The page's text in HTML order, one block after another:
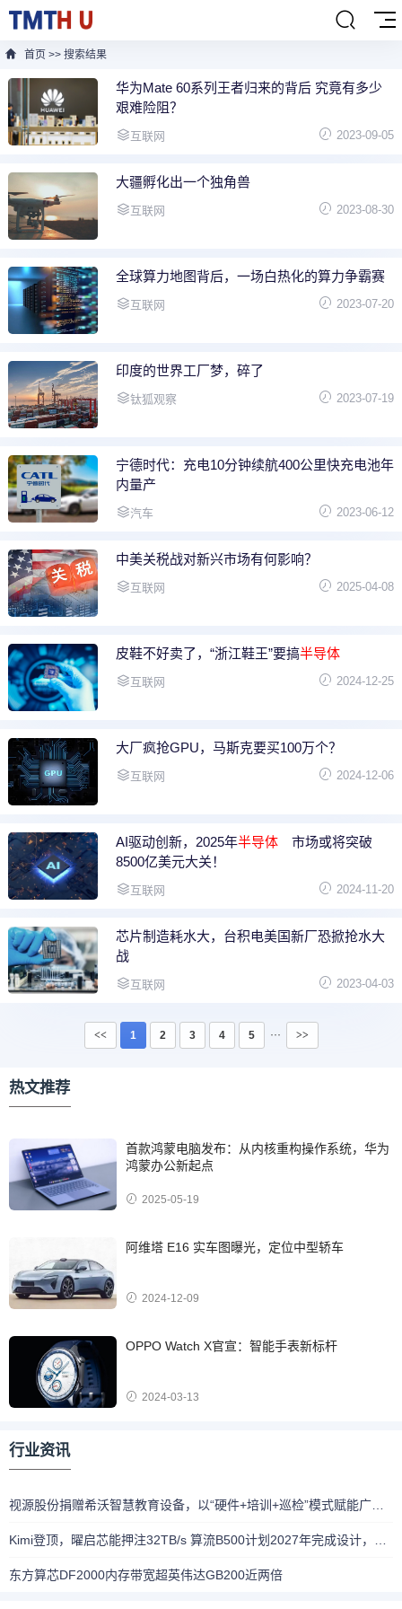
首页 >> 搜索结果
华为Mate 60系列王者归来的背后 究竟有多少
艰难险阻？
互联网 2023-09-05
大疆孵化出一个独角兽
互联网 2023-08-30
全球算力地图背后，一场白热化的算力争霸赛
互联网 2023-07-20
印度的世界工厂梦，碎了
钛狐观察 2023-07-19
宁德时代：充电10分钟续航400公里快充电池年
内量产
汽车 2023-06-12
中美关税战对新兴市场有何影响？
互联网 2025-04-08
皮鞋不好卖了，“浙江鞋王”要搞半导体
互联网 2024-12-25
大厂疯抢GPU，马斯克要买100万个？
互联网 2024-12-06
AI驱动创新，2025年半导体
市场或将突破
8500亿美元大关！
互联网 2024-11-20
芯片制造耗水大，台积电美国新厂恐掀抢水大
战
互联网 2023-04-03
<< 1 2 3 4 5 ··· >>
热文推荐
首款鸿蒙电脑发布：从内核重构操作系统，华为
鸿蒙办公新起点
2025-05-19
阿维塔 E16 实车图曝光，定位中型轿车
2024-12-09
OPPO Watch X官宣：智能手表新标杆
2024-03-13
行业资讯
东方算芯DF2000内存带宽超英伟达GB200近两倍